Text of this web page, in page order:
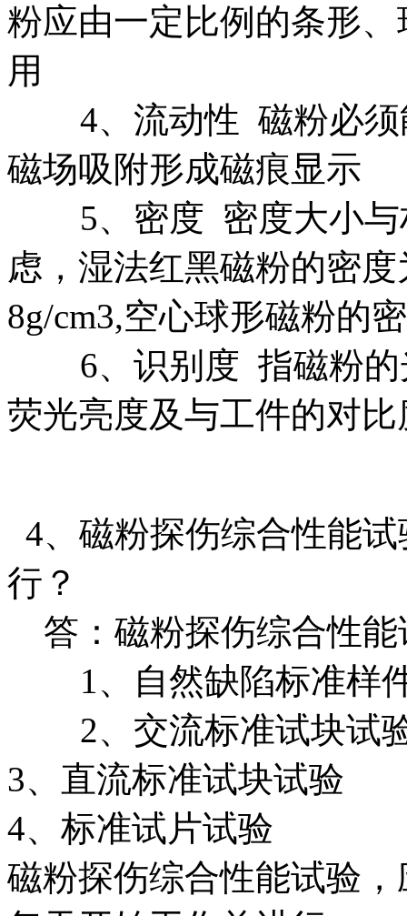
粉应由一定比例的条形
用
4、流动性 磁粉必须
磁场吸附形成磁痕显示
5、密度 密度大小与
虑，湿法红黑磁粉的密
8g/cm3,空心球形磁粉的
6、识别度 指磁粉的
荧光亮度及与工件的对比
4、磁粉探伤综合性能
行？
答：磁粉探伤综合性能
1、自然缺陷标准样
2、交流标准试
3、直流标准试块试验
4、标准试片试验
磁粉探伤综合性能试验